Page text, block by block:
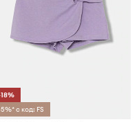
с код: FS